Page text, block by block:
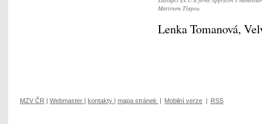
Martinem Tlapou
Lenka Tomanová,
MZV ČR | Webmaster | kontakty | mapa stránek | Mobilní verze | RSS